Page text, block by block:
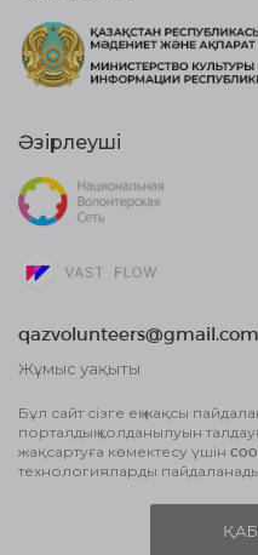
Әзірлеуші
qazvolunteers@gmail.com
Жұмыс уақыты
Жария оферта шарты
Деректерді өңдеу туралы
Бұл сайт сізге ең жақсы
порталдың қолданылуын
жақсартуға көмектесу үшін
технологияларды